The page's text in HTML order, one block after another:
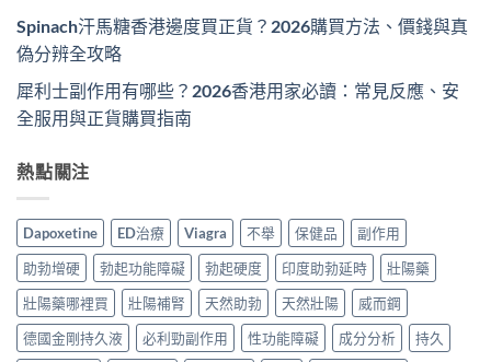
Spinach汗馬糖香港邊度買正貨？2026購買方法、價錢與真
偽分辨全攻略
犀利士副作用有哪些？2026香港用家必讀：常見反應、安
全服用與正貨購買指南
熱點關注
Dapoxetine ED治療 Viagra 不舉 保健品
副作用
助勃增硬
勃起功能障礙 勃起硬度 印度助勃延時
壯陽藥
壯陽藥哪裡買
壯陽補腎 天然助勃 天然壯陽
威而鋼
德國金剛持久液
必利勁副作用 性功能障礙 成分分析
持久